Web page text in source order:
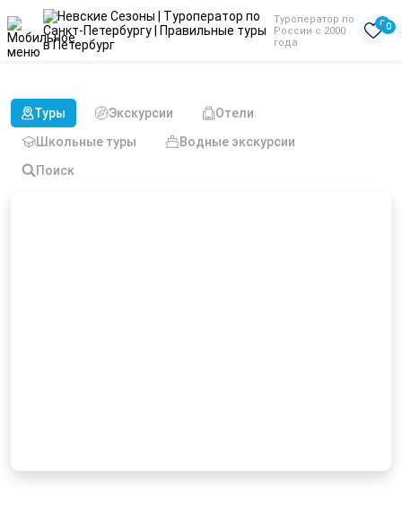
Туроператор по
России с 2000
года
00
Туры Экскурсии
Отели
Школьные туры
Водные экскурсии
Поиск